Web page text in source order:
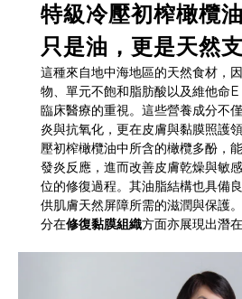
特級冷壓初榨橄欖
只是油，更是天然
這種來自地中海地區的天然食材，
物、單元不飽和脂肪酸以及維他命
臨床醫療的重視。這些營養成分不
炎與抗氧化，更在皮膚與黏膜照護
壓初榨橄欖油中所含的橄欖多酚，
發炎反應，進而改善皮膚乾燥與敏
位的修復過程。其油脂結構也具備
供肌膚天然屏障所需的滋潤與保護
分在修復黏膜組織方面亦展現出潛在